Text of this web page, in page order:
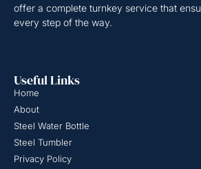
offer a complete turnkey service that
every step of the way.
Useful Links
Home
About
Steel Water Bottle
Steel Tumbler
Privacy Policy